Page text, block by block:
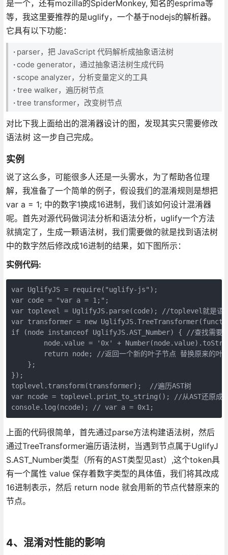
是一个，还有mozilla的SpiderMonkey, 知名的esprima等
等，我这里要推荐的是uglify，一个基于nodejs的解析器。
它具有以下功能：
· parser，把 JavaScript 代码解析成抽象语法树
·code generator，通过抽象语法树生成代码
· scope analyzer，分析变量定义的工具
·tree walker，遍历树节点
·tree transformer，改变树节点
对比下我上面给出的混淆器设计的图，发现其实只需要修改
语法树 这一步自己完成。
实例
说了这么多，可能很多人还是一头雾水，为了帮助各位理
解，我准备了一个简单的例子，假设我们的混淆规则是想把
var a = 1; 中的数字1换成16进制，我们该如何设计混淆器
呢。首先对源代码做词法分析和语法分析，uglify一个方法
就搞定了，生成一颗语法树，我们需要做的就是找到语法树
中的数字然后修改成16进制的结果，如下图所示：
实例代码:
var UglifyJS = require("uglify-js");
var code = "var a = 1;";
var toplevel = UglifyJS.parse(code); //toplevel就是语
var transformer = new
if (node instanceof UglifyJS.AST_Number) { //查找需要修
node.value = '0x' +
return node; //返回一个新的叶子节点 替换原来的叶
    };
});
toplevel.transform(transformer);  //遍历AST树
var ncode = toplevel.print_to_string(); //从AST还原成
console.log(ncode); // var a = 0x1;
上面的代码很简单，首先通过parse方法构建语法树，然后
通过TreeTransformer遍历语法树，当遇到节点属于UglifyJ
S.AST_Number类型（所有的AST类型见ast）,这个token具
有一个属性 value 保存着数字类型的具体值，我们将其改成
16进制表示，然后 return node 就会用新的节点代替原来的
节点。
4、混淆对性能的影响